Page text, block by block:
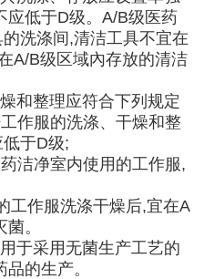
应低于D级。A/B级医药
洗涤间,清洁工具不宜在
A/B级区域內存放的清洁
和整理应符合下列规定
作服的洗涤、干燥和整
于D级;
洁净室内使用的工作服,
工作服洗涤干燥后,宜在A
。
于采用无菌生产工艺的
的生产。